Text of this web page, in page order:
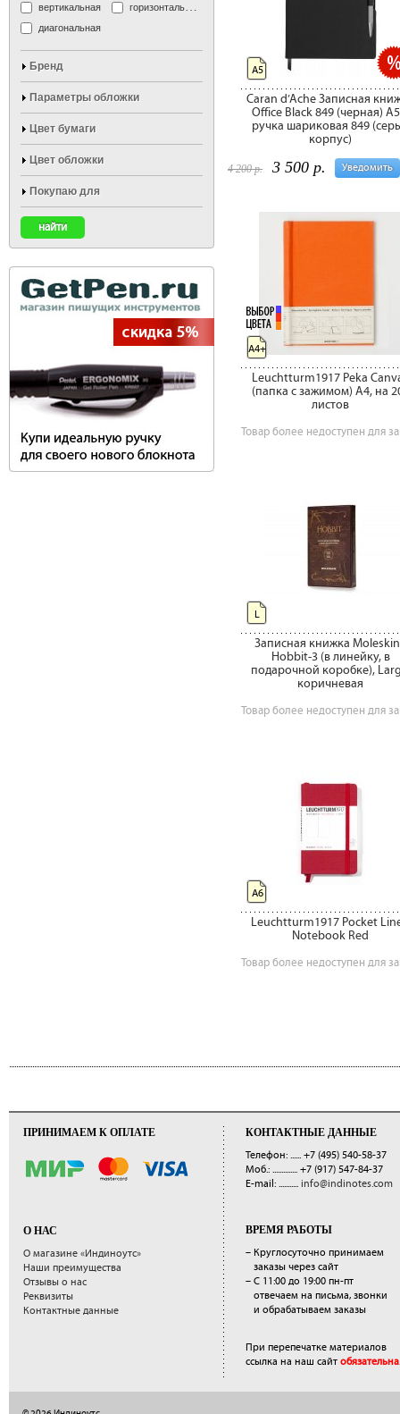
Caran d’Ache Записная
Office Black 849 (черная)
ручка шариковая 849
корпус)
Уведомить
4 200 р. 3 500 р.
А5
Leuchtturm1917 Peka
(папка c зажимом) А4, на
листов
Товар более недоступен для
A4+
Записная книжка
Hobbit-3 (в линейку, в
подарочной коробке),
коричневая
Товар более недоступен для
L
Leuchtturm1917 Pocket
Notebook Red
Товар более недоступен для
А6
вертикальная
горизонтальная
диагональная
Бренд
Параметры обложки
Цвет бумаги
Цвет обложки
Покупаю для
ПРИНИМАЕМ К ОПЛАТЕ
О НАС
О магазине «Индиноутс»
Наши преимущества
Отзывы о нас
Реквизиты
Контактные данные
КОНТАКТНЫЕ ДАННЫЕ
Телефон: ...... +7 (495) 540-58-37
Моб.: .............. +7 (917) 547-84-37
E-mail: ........... info@indinotes.com
ВРЕМЯ РАБОТЫ
– Круглосуточно принимаем
заказы через сайт
– С 11:00 до 19:00 пн-пт
отвечаем на письма, звонки
и обрабатываем заказы
При перепечатке материалов
ссылка на наш сайт обязательна.